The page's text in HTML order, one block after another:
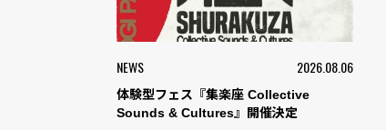
NEWS 2026.08.06
体験型フェス『集楽座 Collective
Sounds & Cultures』開催決定